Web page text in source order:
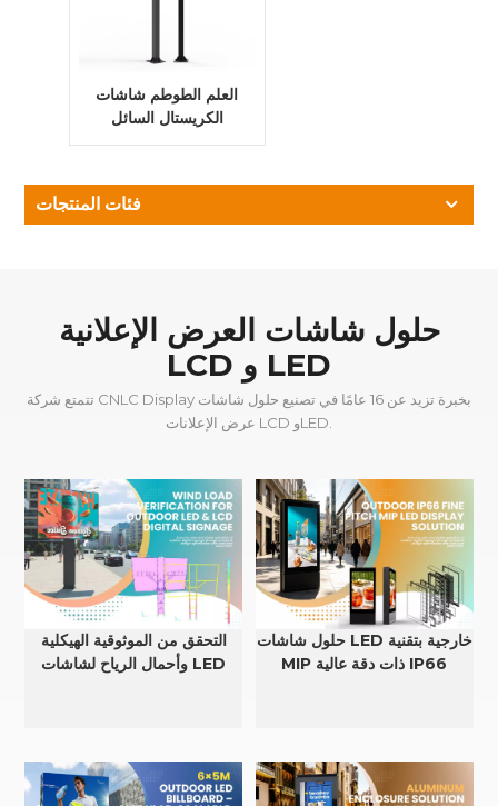
العلم الطوطم شاشات
الكريستال السائل
الإشارات الرقمية
فئات المنتجات
حلول شاشات العرض الإعلانية
LCD و LED
تتمتع شركة CNLC Display بخبرة تزيد عن 16 عامًا في تصنيع حلول شاشات
عرض الإعلانات LCD وLED.
التحقق من الموثوقية الهيكلية
وأحمال الرياح لشاشات LED
حلول شاشات LED خارجية بتقنية
MIP ذات دقة عالية IP66